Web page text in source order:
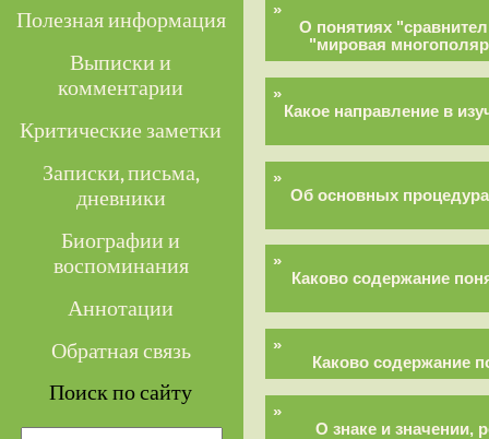
Полезная информация
Выписки и
комментарии
Критические заметки
Записки, письма,
дневники
Биографии и
воспоминания
Аннотации
Обратная связь
Поиск по сайту
»
О понятиях
"мировая
»
Какое направление в
»
Об основных
»
Каково содержание
»
Каково содержание
»
О знаке и значении,